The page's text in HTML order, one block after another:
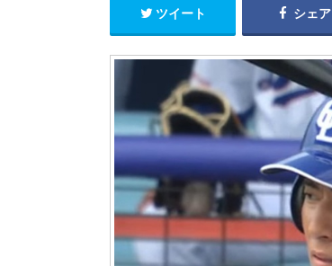
ツイート シェア